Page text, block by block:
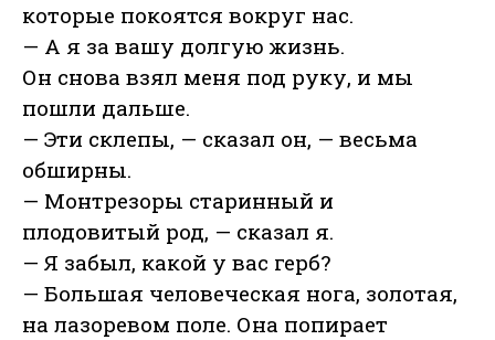
которые покоятся вокруг нас.
— А я за вашу долгую жизнь.
Он снова взял меня под руку, и мы
пошли дальше.
— Эти склепы, — сказал он, — весьма
обширны.
— Монтрезоры старинный и
плодовитый род, — сказал я.
— Я забыл, какой у вас герб?
— Большая человеческая нога, золотая,
на лазоревом поле. Она попирает